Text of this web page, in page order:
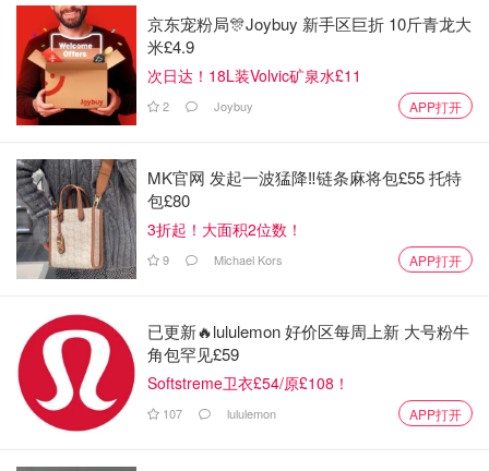
Ticketmaster母公司Live Nation表示，他们在英国已经将二
手票限制在票面价，这次政府的新规将让更多平台加入保护
粉丝的行列。虽然一些二手票平台担心价格上限可能会把观
众推向没有监管的社交平台，增加诈骗风险，但业内人士认
为，有了价格上限，既能保护粉丝，也能保障演出产业的健
康发展。
京东宠粉局🎊Joybuy 新手区巨折 10斤青龙大
米£4.9
次日达！18L装Volvic矿泉水£11
2 Joybuy APP打开
MK官网 发起一波猛降‼️链条麻将包£55 托特
包£80
3折起！大面积2位数！
9 Michael Kors APP打开
已更新🔥lululemon 好价区每周上新 大号粉牛
角包罕见£59
Softstreme卫衣£54/原£108！
107 lululemon APP打开